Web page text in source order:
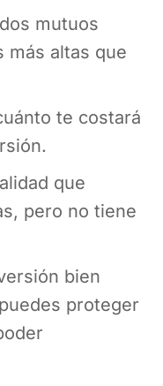
mutuos
más altas que
te costará
que
pero no tiene
bien
proteger